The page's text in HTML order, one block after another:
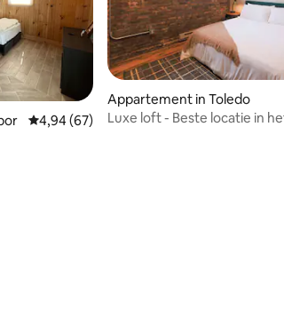
recensies
Gemiddelde beoordeling van 4,94 op 5,
4,94 (67)
Appartement in Toledo
Luxe loft - Beste locatie in